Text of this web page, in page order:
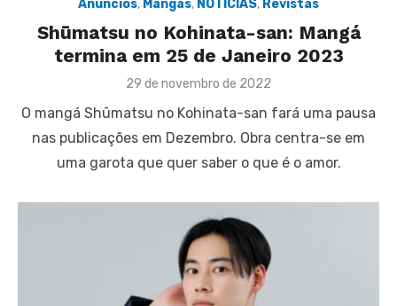
Anúncios, Mangás, NOTÍCIAS, Revistas
Shūmatsu no Kohinata-san: Mangá
termina em 25 de Janeiro 2023
Posted
29 de novembro de 2022
O mangá Shūmatsu no Kohinata-san fará uma pausa
nas publicações em Dezembro. Obra centra-se em
uma garota que quer saber o que é o amor.